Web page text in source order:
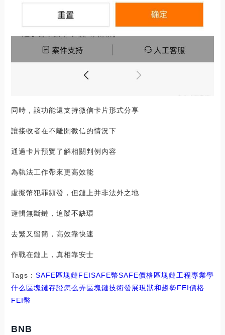
同時，該功能還支持微信卡片形式分享
讓接收者在不離開微信的情況下
通過卡片預覽了解相關判例內容
為執法工作帶來更高效能
虛擬幣犯罪頻發，但鏈上并非法外之地
邏輯無斷鏈，追蹤不缺環
去繁又留簡，高效靠快速
作戰在鏈上，真相靠安士
Tags： SAFE區塊鏈FEISAFE幣SAFE價格區塊鏈工程專業學
什么 區塊鏈存證怎么弄區塊鏈技術發展現狀和趨勢FEI價格
FEI幣
BNB